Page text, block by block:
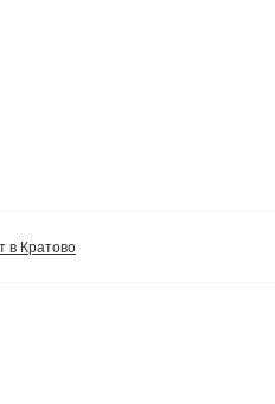
в Кратово